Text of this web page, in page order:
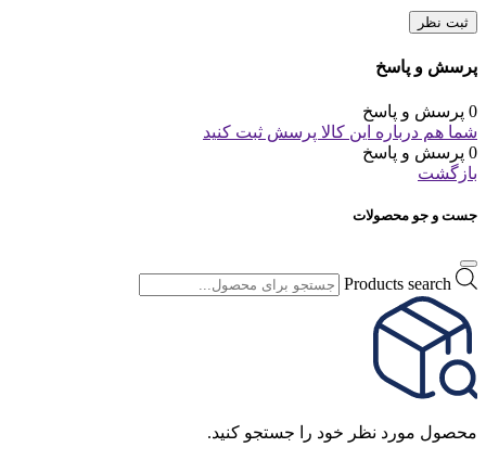
ثبت نظر
پرسش و پاسخ
0 پرسش و پاسخ
شما هم درباره این کالا پرسش ثبت کنید
0 پرسش و پاسخ
بازگشت
جست و جو محصولات
Products search
محصول مورد نظر خود را جستجو کنید.